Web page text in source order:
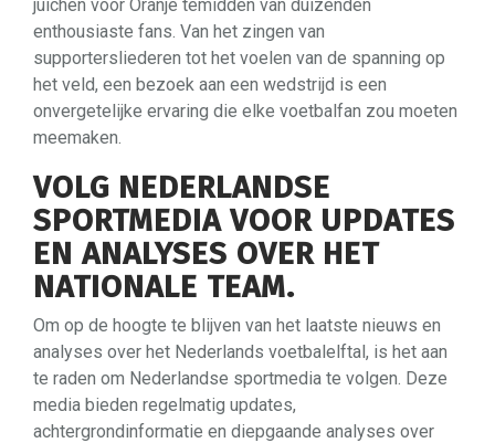
juichen voor Oranje temidden van duizenden
enthousiaste fans. Van het zingen van
supportersliederen tot het voelen van de spanning op
het veld, een bezoek aan een wedstrijd is een
onvergetelijke ervaring die elke voetbalfan zou moeten
meemaken.
VOLG NEDERLANDSE
SPORTMEDIA VOOR UPDATES
EN ANALYSES OVER HET
NATIONALE TEAM.
Om op de hoogte te blijven van het laatste nieuws en
analyses over het Nederlands voetbalelftal, is het aan
te raden om Nederlandse sportmedia te volgen. Deze
media bieden regelmatig updates,
achtergrondinformatie en diepgaande analyses over